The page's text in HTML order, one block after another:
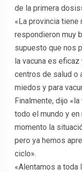
de la primera
«La provincia tiene
respondieron muy
supuesto que nos
la vacuna es
centros de salud o
miedos y para
Finalmente, dijo
todo el mundo y
momento la
pero ya hemos
ciclo».
«Alentamos a toda